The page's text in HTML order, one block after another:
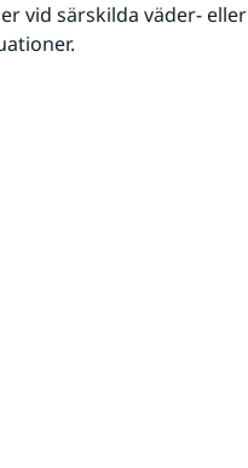
vid särskilda väder- eller